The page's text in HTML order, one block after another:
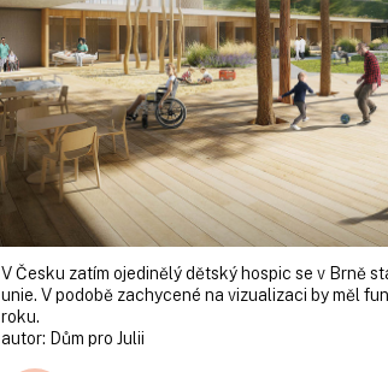
V Česku zatím ojedinělý dětský hospic se v Brně
unie. V podobě zachycené na vizualizaci by měl
roku.
autor: Dům pro Julii